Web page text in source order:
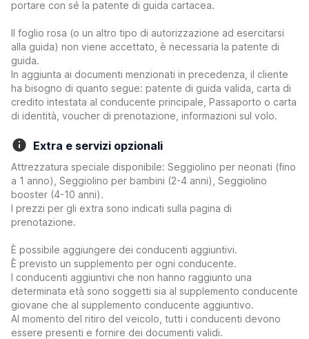
portare con sé la patente di guida cartacea.
Il foglio rosa (o un altro tipo di autorizzazione ad esercitarsi
alla guida) non viene accettato, è necessaria la patente di
guida.
In aggiunta ai documenti menzionati in precedenza, il cliente
ha bisogno di quanto segue: patente di guida valida, carta di
credito intestata al conducente principale, Passaporto o carta
di identità, voucher di prenotazione, informazioni sul volo.
Extra e servizi opzionali
Attrezzatura speciale disponibile: Seggiolino per neonati (fino
a 1 anno), Seggiolino per bambini (2-4 anni), Seggiolino
booster (4-10 anni).
I prezzi per gli extra sono indicati sulla pagina di
prenotazione.
È possibile aggiungere dei conducenti aggiuntivi.
È previsto un supplemento per ogni conducente.
I conducenti aggiuntivi che non hanno raggiunto una
determinata età sono soggetti sia al supplemento conducente
giovane che al supplemento conducente aggiuntivo.
Al momento del ritiro del veicolo, tutti i conducenti devono
essere presenti e fornire dei documenti validi.